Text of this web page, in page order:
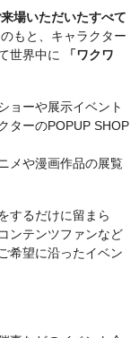
来場いただいたすべて
もと、キャラクター
世界中に
「ワクワ
ョーや展示イベント
ターのPOPUP SHOP
メや漫画作品の展覧
するだけに留まら
ンテンツファンなど
希望に沿ったイベン